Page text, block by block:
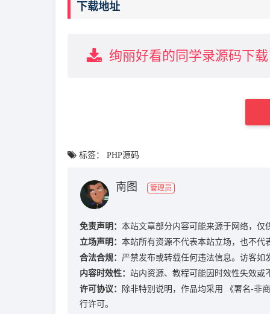
下载地址
绚丽好看的同学录源码下载
标签： PHP源码
南图 管理员
免责声明： 本站文章部分内容可能来源于网络，仅
立场声明： 本站所有资源不代表本站立场，也不代
合法合规： 严禁发布或转载任何违法信息。访客
内容时效性： 站内资源、教程可能因时效性失效或
许可协议：
除非特别说明，作品均采用
《署名-非
行许可。